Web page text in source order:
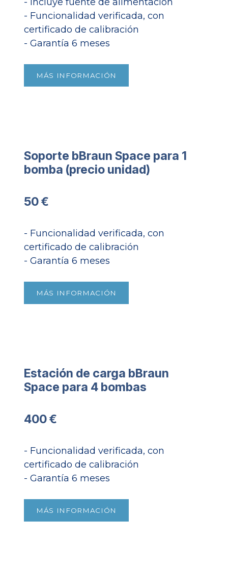
- Funcionalidad verificada, con
certificado de calibración
- Garantía 6 meses​
MÁS INFORMACIÓN
Soporte bBraun Space para 1
bomba (precio unidad)​
50 €
- Funcionalidad verificada, con
certificado de calibración
- Garantía 6 meses​
MÁS INFORMACIÓN
Estación de carga bBraun
Space para 4 bombas​
400 €
- Funcionalidad verificada, con
certificado de calibración
- Garantía 6 meses​
MÁS INFORMACIÓN